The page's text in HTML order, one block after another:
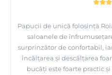
Papucii de unică folosință
saloanele de
surprinzător de confortabil,
încălțarea și descălțarea
bucăți este foarte practic